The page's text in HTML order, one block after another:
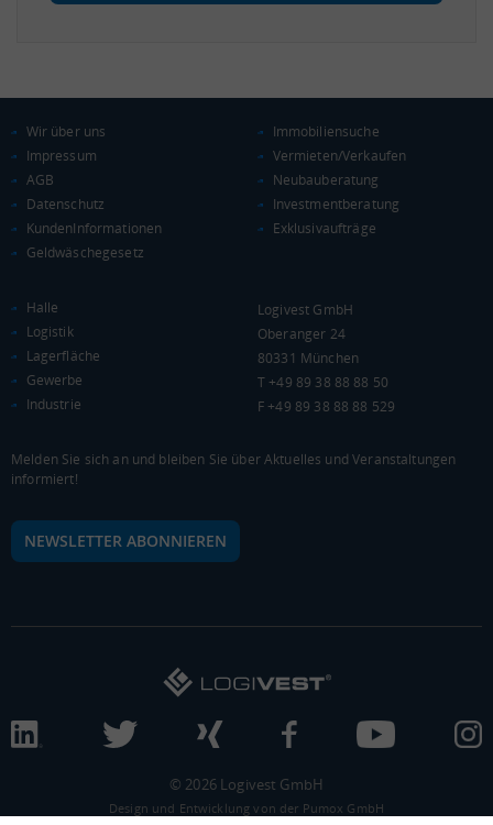
Wir über uns
Impressum
AGB
Datenschutz
KundenInformationen
Geldwäschegesetz
Immobiliensuche
Vermieten/Verkaufen
Neubauberatung
Investmentberatung
Exklusivaufträge
Halle
Logistik
Lagerfläche
Gewerbe
Industrie
Logivest GmbH
Oberanger 24
80331 München
T +49 89 38 88 88 50
F +49 89 38 88 88 529
Melden Sie sich an und bleiben Sie über Aktuelles und Veranstaltungen
informiert!
NEWSLETTER ABONNIEREN
© 2026 Logivest GmbH
Design und Entwicklung von der Pumox GmbH